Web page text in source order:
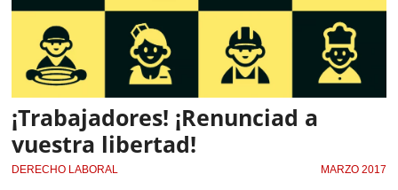
¡Trabajadores! ¡Renunciad a
vuestra libertad!
DERECHO LABORAL MARZO 2017